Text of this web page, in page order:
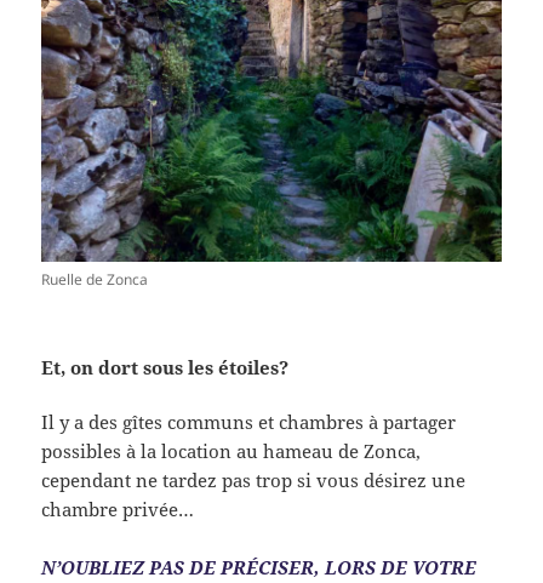
Ruelle de Zonca
Et, on dort sous les étoiles?
Il y a des gîtes communs et chambres à partager
possibles à la location au hameau de Zonca,
cependant ne tardez pas trop si vous désirez une
chambre privée…
N’OUBLIEZ PAS DE PRÉCISER, LORS DE VOTRE